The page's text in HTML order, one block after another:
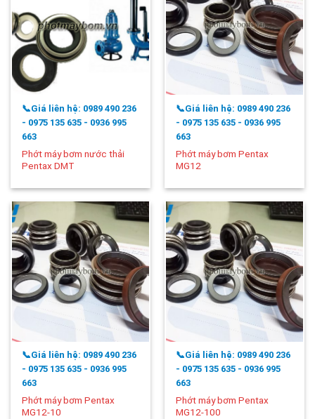
📞Giá liên hệ: 0989 490 236
- 0975 135 635 - 0936 995
663
Phớt máy bơm nước thải
Pentax DMT
📞Giá liên hệ: 0989 490 236
- 0975 135 635 - 0936 995
663
Phớt máy bơm Pentax
MG12
📞Giá liên hệ: 0989 490 236
- 0975 135 635 - 0936 995
663
Phớt máy bơm Pentax
MG12-10
📞Giá liên hệ: 0989 490 236
- 0975 135 635 - 0936 995
663
Phớt máy bơm Pentax
MG12-100